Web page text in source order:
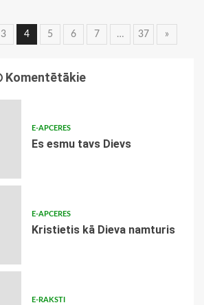
3 4 5 6 7 … 37 »
Komentētākie
E-APCERES
Es esmu tavs Dievs
E-APCERES
Kristietis kā Dieva namturis
E-RAKSTI